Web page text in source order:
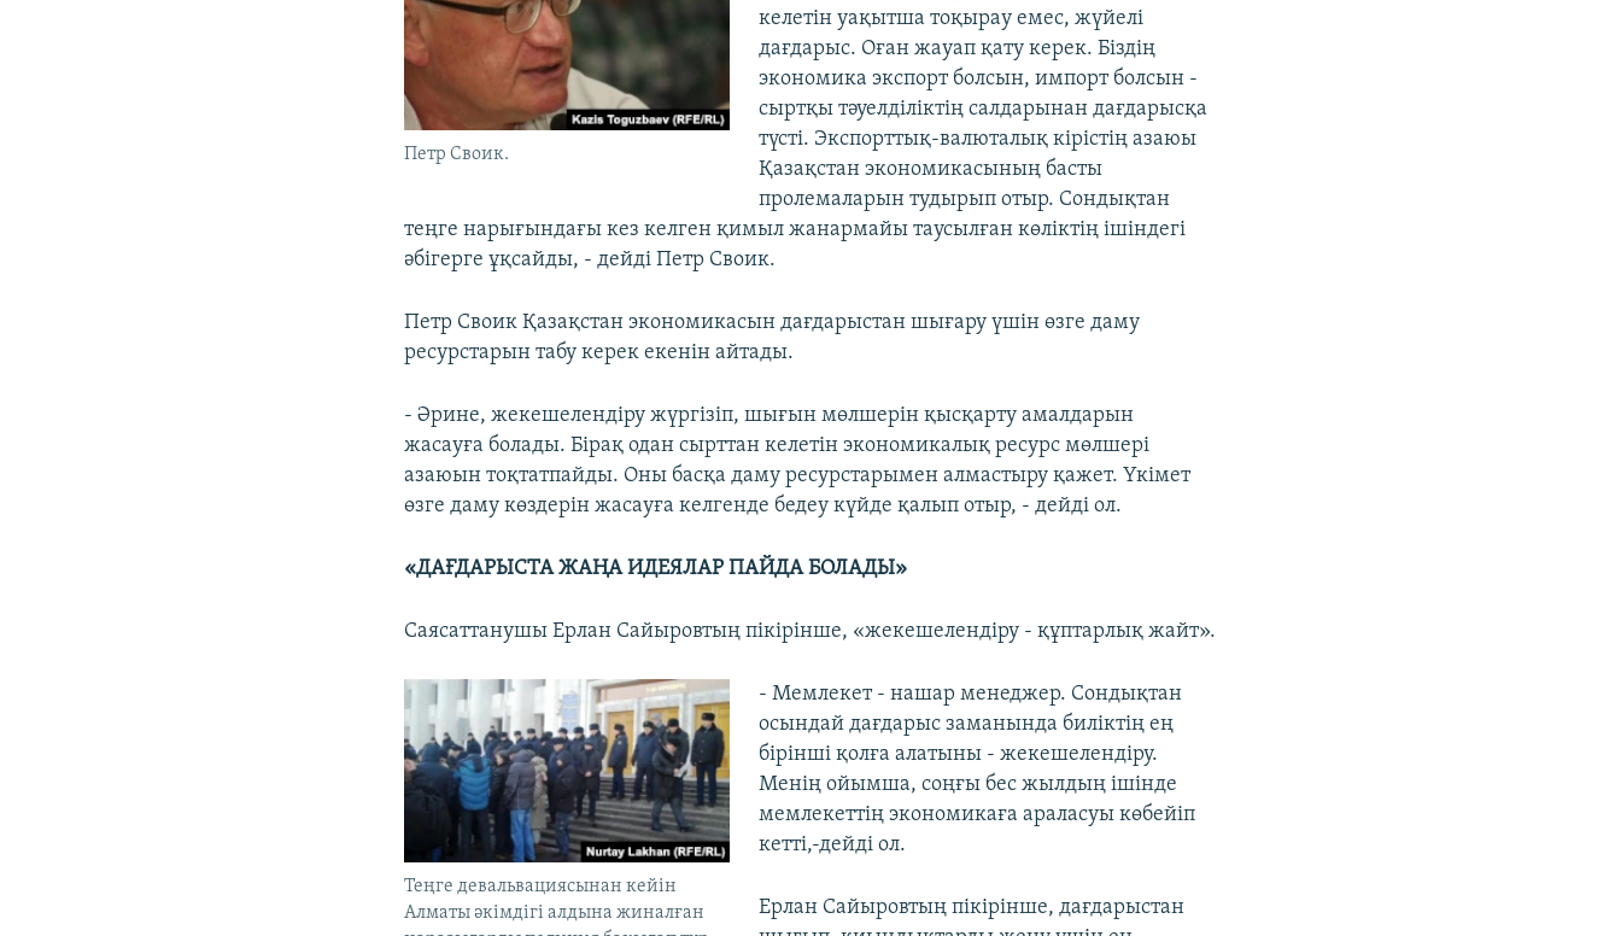
Петр Своик.
келетін уақытша тоқырау емес, жүйелі
дағдарыс. Оған жауап қату керек. Біздің
экономика экспорт болсын, импорт болсын -
сыртқы тәуелділіктің салдарынан дағдарысқа
түсті. Экспорттық-валюталық кірістің азаюы
Қазақстан экономикасының басты
пролемаларын тудырып отыр. Сондықтан
теңге нарығындағы кез келген қимыл жанармайы таусылған көліктің ішіндегі
әбігерге ұқсайды, - дейді Петр Своик.
Петр Своик Қазақстан экономикасын дағдарыстан шығару үшін өзге даму
ресурстарын табу керек екенін айтады.
- Әрине, жекешелендіру жүргізіп, шығын мөлшерін қысқарту амалдарын
жасауға болады. Бірақ одан сырттан келетін экономикалық ресурс мөлшері
азаюын тоқтатпайды. Оны басқа даму ресурстарымен алмастыру қажет. Үкімет
өзге даму көздерін жасауға келгенде бедеу күйде қалып отыр, - дейді ол.
«ДАҒДАРЫСТА ЖАҢА ИДЕЯЛАР ПАЙДА БОЛАДЫ»
Саясаттанушы Ерлан Сайыровтың пікірінше, «жекешелендіру - құптарлық жайт».
Теңге девальвациясынан кейін
Алматы әкімдігі алдына жиналған
- Мемлекет - нашар менеджер. Сондықтан
осындай дағдарыс заманында биліктің ең
бірінші қолға алатыны - жекешелендіру.
Менің ойымша, соңғы бес жылдың ішінде
мемлекеттің экономикаға араласуы көбейіп
кетті,-дейді ол.
Ерлан Сайыровтың пікірінше, дағдарыстан